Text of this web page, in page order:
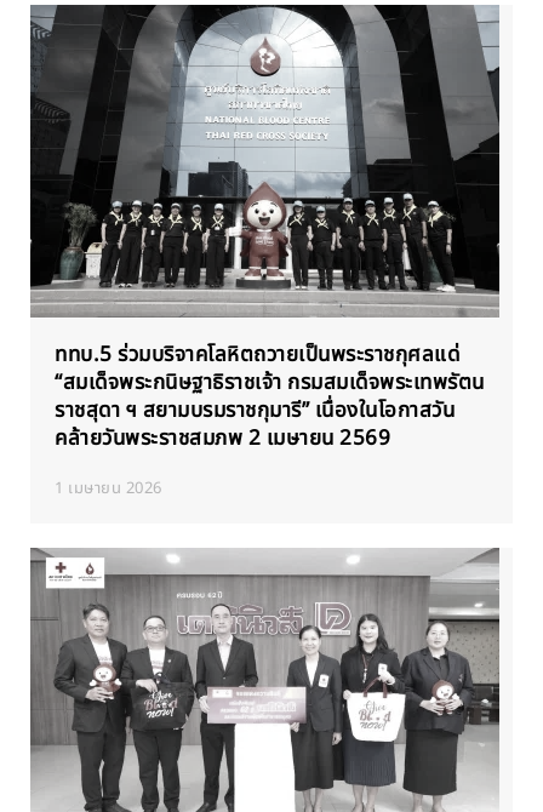
ททบ.5 ร่วมบริจาคโลหิตถวายเป็นพระราชกุศลแด่
“สมเด็จพระกนิษฐาธิราชเจ้า กรมสมเด็จพระเทพรัตน
ราชสุดา ฯ สยามบรมราชกุมารี” เนื่องในโอกาสวัน
คล้ายวันพระราชสมภพ 2 เมษายน 2569
1 เมษายน 2026